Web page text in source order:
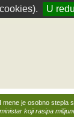
U redu
I mene je osobno stepla
ministar koji rasipa